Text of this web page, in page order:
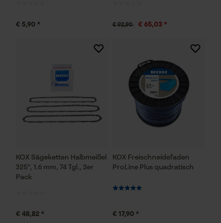
€ 5,90 * € 92,90 € 65,03 *
KOX Sägeketten Halbmeißel
325", 1.6 mm, 74 Tgl., 3er
Pack
€ 48,82 *
KOX Freischneidefaden
ProLine Plus quadratisch
€ 17,90 *